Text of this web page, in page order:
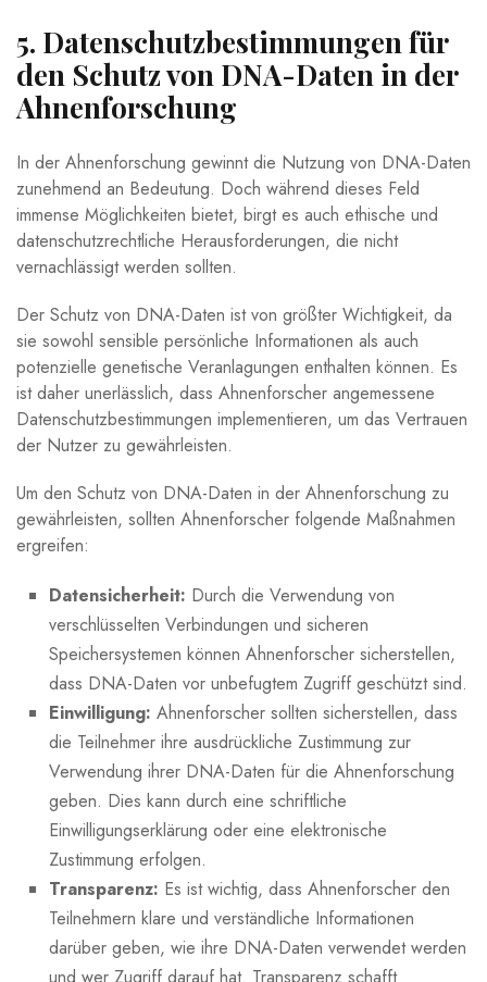
5. Datenschutzbestimmungen für
den Schutz von DNA-Daten in der
Ahnenforschung
In der Ahnenforschung gewinnt die Nutzung von DNA-Daten
zunehmend an Bedeutung. Doch während dieses Feld
immense Möglichkeiten bietet, birgt es auch ethische und
datenschutzrechtliche Herausforderungen, die nicht
vernachlässigt werden sollten.
Der Schutz von DNA-Daten ist von größter Wichtigkeit, da
sie sowohl sensible persönliche Informationen als auch
potenzielle genetische Veranlagungen enthalten können. Es
ist daher unerlässlich, dass Ahnenforscher angemessene
Datenschutzbestimmungen implementieren, um das Vertrauen
der Nutzer zu gewährleisten.
Um den Schutz von DNA-Daten in der Ahnenforschung zu
gewährleisten, sollten Ahnenforscher folgende Maßnahmen
ergreifen:
Datensicherheit: Durch die Verwendung von
verschlüsselten Verbindungen und sicheren
Speichersystemen können Ahnenforscher sicherstellen,
dass DNA-Daten vor unbefugtem Zugriff geschützt sind.
Einwilligung: Ahnenforscher sollten sicherstellen, dass
die Teilnehmer ihre ausdrückliche Zustimmung zur
Verwendung ihrer DNA-Daten für die Ahnenforschung
geben. Dies kann durch eine schriftliche
Einwilligungserklärung oder eine elektronische
Zustimmung erfolgen.
Transparenz: Es ist wichtig, dass Ahnenforscher den
Teilnehmern klare und verständliche Informationen
darüber geben, wie ihre DNA-Daten verwendet werden
und wer Zugriff darauf hat. Transparenz schafft